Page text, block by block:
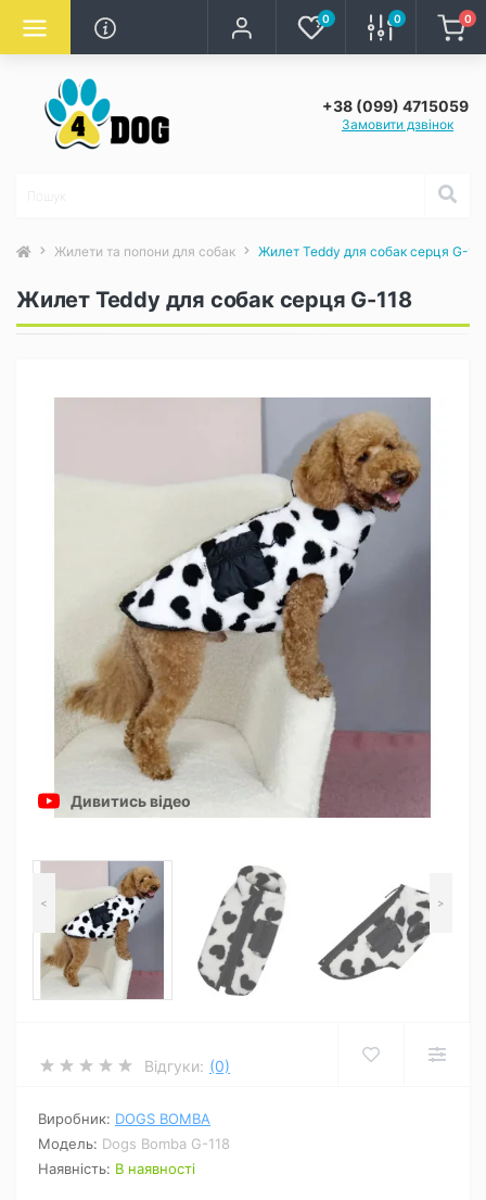
0 0 0
+38 (099) 4715059
Замовити дзвінок
Жилети та попони для собак Жилет Teddy для собак серця G-
Жилет Teddy для собак серця G-118
Дивитись відео
< >
Відгуки: (0)
Виробник: DOGS BOMBA
Модель: Dogs Bomba G-118
Наявність: В наявності